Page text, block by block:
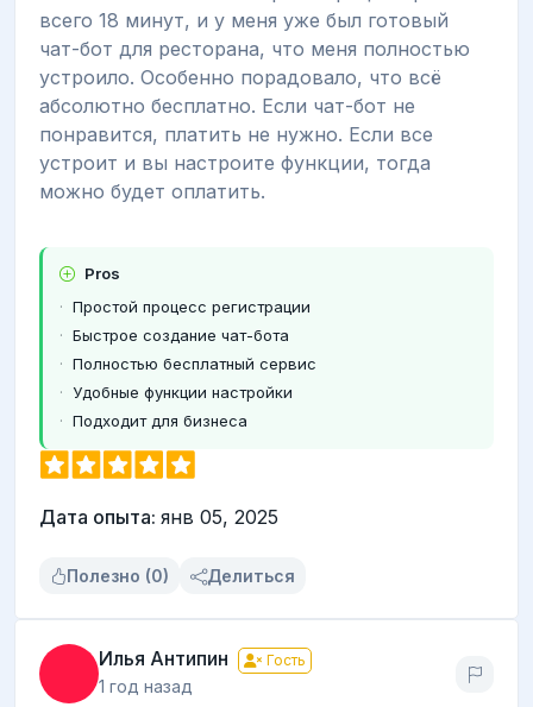
всего 18 минут, и у меня уже был готовый
чат-бот для ресторана, что меня полностью
устроило. Особенно порадовало, что всё
абсолютно бесплатно. Если чат-бот не
понравится, платить не нужно. Если все
устроит и вы настроите функции, тогда
можно будет оплатить.
Pros
Простой процесс регистрации
Быстрое создание чат-бота
Полностью бесплатный сервис
Удобные функции настройки
Подходит для бизнеса
Дата опыта: янв 05, 2025
Полезно (0) Делиться
Илья Антипин Гость
1 год назад